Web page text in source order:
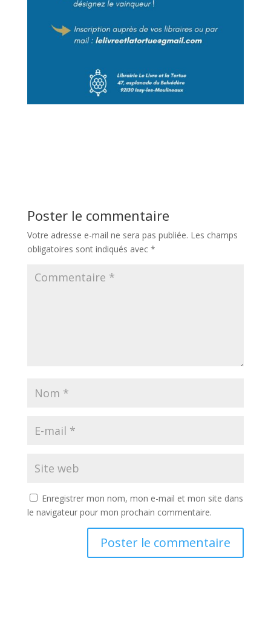
Poster le commentaire
Votre adresse e-mail ne sera pas publiée. Les champs
obligatoires sont indiqués avec *
Enregistrer mon nom, mon e-mail et mon site dans
le navigateur pour mon prochain commentaire.